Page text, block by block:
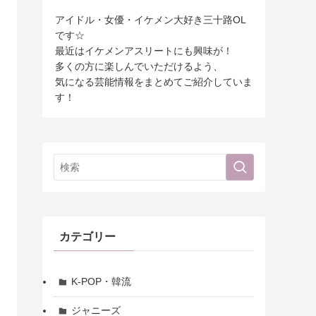
アイドル・女優・イケメン大好き三十路OL
です☆
最近はイケメンアスリートにも興味が！
多くの方に楽しんでいただけるよう、
気になる芸能情報をまとめてご紹介していま
す！
カテゴリー
K-POP・韓流
ジャニーズ